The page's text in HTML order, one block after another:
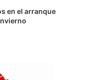
en el arranque